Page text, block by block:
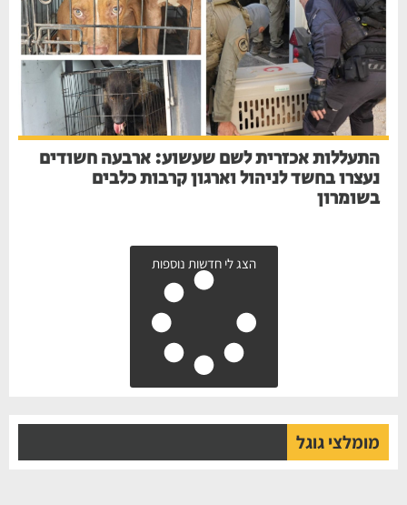
התעללות אכזרית לשם שעשוע: ארבעה חשודים
נעצרו בחשד לניהול וארגון קרבות כלבים
בשומרון
הצג לי חדשות נוספות
מומלצי גוגל